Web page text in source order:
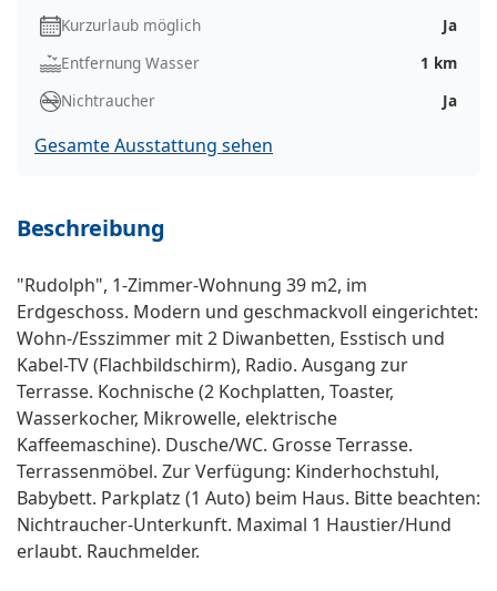
Kurzurlaub möglich
Ja
Entfernung Wasser
1 km
Nichtraucher
Ja
Gesamte Ausstattung sehen
Beschreibung
"Rudolph", 1-Zimmer-Wohnung 39 m2, im
Erdgeschoss. Modern und geschmackvoll eingerichtet:
Wohn-/Esszimmer mit 2 Diwanbetten, Esstisch und
Kabel-TV (Flachbildschirm), Radio. Ausgang zur
Terrasse. Kochnische (2 Kochplatten, Toaster,
Wasserkocher, Mikrowelle, elektrische
Kaffeemaschine). Dusche/WC. Grosse Terrasse.
Terrassenmöbel. Zur Verfügung: Kinderhochstuhl,
Babybett. Parkplatz (1 Auto) beim Haus. Bitte beachten:
Nichtraucher-Unterkunft. Maximal 1 Haustier/Hund
erlaubt. Rauchmelder.